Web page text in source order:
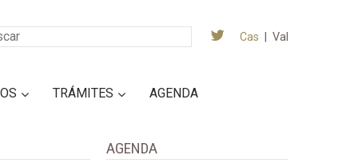
Cas Val
TRÁMITES AGENDA
AGENDA